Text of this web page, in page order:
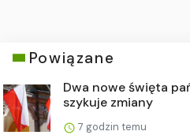
Powiązane
Dwa nowe święta
szykuje zmiany
7 godzin temu